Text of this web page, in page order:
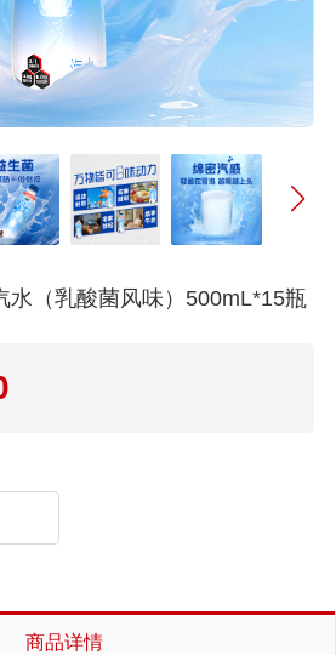
水（乳酸菌风味）500mL*15瓶
商品详情